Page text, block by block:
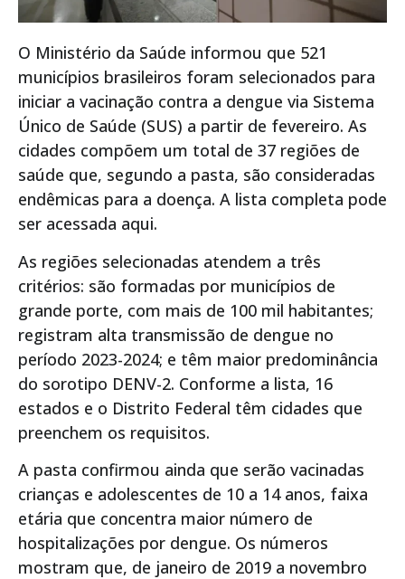
O Ministério da Saúde informou que 521
municípios brasileiros foram selecionados para
iniciar a vacinação contra a dengue via Sistema
Único de Saúde (SUS) a partir de fevereiro. As
cidades compõem um total de 37 regiões de
saúde que, segundo a pasta, são consideradas
endêmicas para a doença. A lista completa pode
ser acessada aqui.
As regiões selecionadas atendem a três
critérios: são formadas por municípios de
grande porte, com mais de 100 mil habitantes;
registram alta transmissão de dengue no
período 2023-2024; e têm maior predominância
do sorotipo DENV-2. Conforme a lista, 16
estados e o Distrito Federal têm cidades que
preenchem os requisitos.
A pasta confirmou ainda que serão vacinadas
crianças e adolescentes de 10 a 14 anos, faixa
etária que concentra maior número de
hospitalizações por dengue. Os números
mostram que, de janeiro de 2019 a novembro